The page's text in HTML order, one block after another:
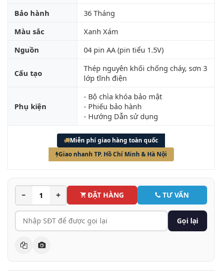
Bảo hành
36 Tháng
Màu sắc
Xanh Xám
Nguồn
04 pin AA (pin tiểu 1.5V)
Cấu tạo
Thép nguyên khối chống cháy, sơn 3
lớp tĩnh điện
Phụ kiện
- Bộ chìa khóa bảo mật
- Phiếu bảo hành
- Hướng Dẫn sử dụng
Miễn phí giao hàng toàn quốc
Giao nhanh TP. Hồ Chí Minh & Hà Nội
− + ĐẶT HÀNG TƯ VẤN
Gọi lại